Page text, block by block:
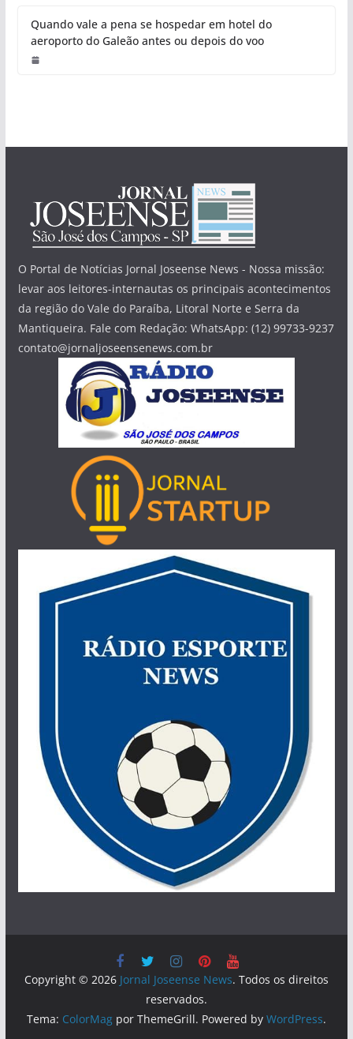
Quando vale a pena se hospedar em hotel do
aeroporto do Galeão antes ou depois do voo
O Portal de Notícias Jornal Joseense News - Nossa missão:
levar aos leitores-internautas os principais acontecimentos
da região do Vale do Paraíba, Litoral Norte e Serra da
Mantiqueira. Fale com Redação: WhatsApp: (12) 99733-9237
contato@jornaljoseensenews.com.br
Copyright © 2026 Jornal Joseense News. Todos os direitos
reservados.
Tema: ColorMagpor ThemeGrill. Powered by WordPress.